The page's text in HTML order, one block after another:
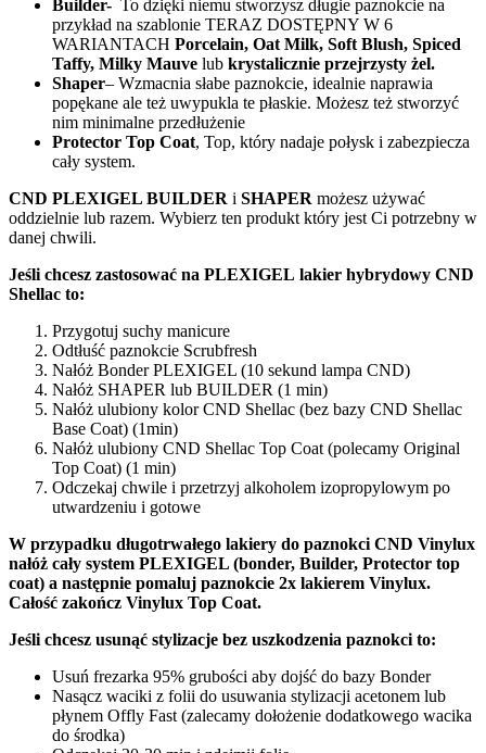
Builder- To dzięki niemu stworzysz długie paznokcie na
przykład na szablonie TERAZ DOSTĘPNY W 6
WARIANTACH Porcelain, Oat Milk, Soft Blush, Spiced
Taffy, Milky Mauve lub krystalicznie przejrzysty żel.
Shaper– Wzmacnia słabe paznokcie, idealnie naprawia
popękane ale też uwypukla te płaskie. Możesz też stworzyć
nim minimalne przedłużenie
Protector Top Coat, Top, który nadaje połysk i zabezpiecza
cały system.
CND PLEXIGEL BUILDER i SHAPER możesz używać
oddzielnie lub razem. Wybierz ten produkt który jest Ci potrzebny w
danej chwili.
Jeśli chcesz zastosować na PLEXIGEL lakier hybrydowy CND
Shellac to:
Przygotuj suchy manicure
Odtłuść paznokcie Scrubfresh
Nałóż Bonder PLEXIGEL (10 sekund lampa CND)
Nałóż SHAPER lub BUILDER (1 min)
Nałóż ulubiony kolor CND Shellac (bez bazy CND Shellac
Base Coat) (1min)
Nałóż ulubiony CND Shellac Top Coat (polecamy Original
Top Coat) (1 min)
Odczekaj chwile i przetrzyj alkoholem izopropylowym po
utwardzeniu i gotowe
W przypadku długotrwałego lakiery do paznokci CND Vinylux
nałóż cały system PLEXIGEL (bonder, Builder, Protector top
coat) a następnie pomaluj paznokcie 2x lakierem Vinylux.
Całość zakończ Vinylux Top Coat.
Jeśli chcesz usunąć stylizacje bez uszkodzenia paznokci to:
Usuń frezarka 95% grubości aby dojść do bazy Bonder
Nasącz waciki z folii do usuwania stylizacji acetonem lub
płynem Offly Fast (zalecamy dołożenie dodatkowego wacika
do środka)